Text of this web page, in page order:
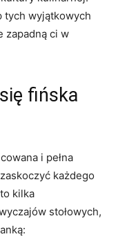
tych wyjątkowych
zapadną ci w
fińska
i pełna
każdego
kilka
⁣stołowych,